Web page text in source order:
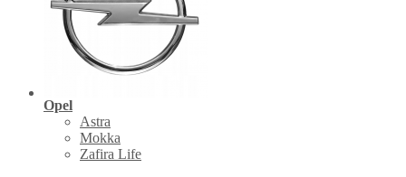
Opel
Astra
Mokka
Zafira Life